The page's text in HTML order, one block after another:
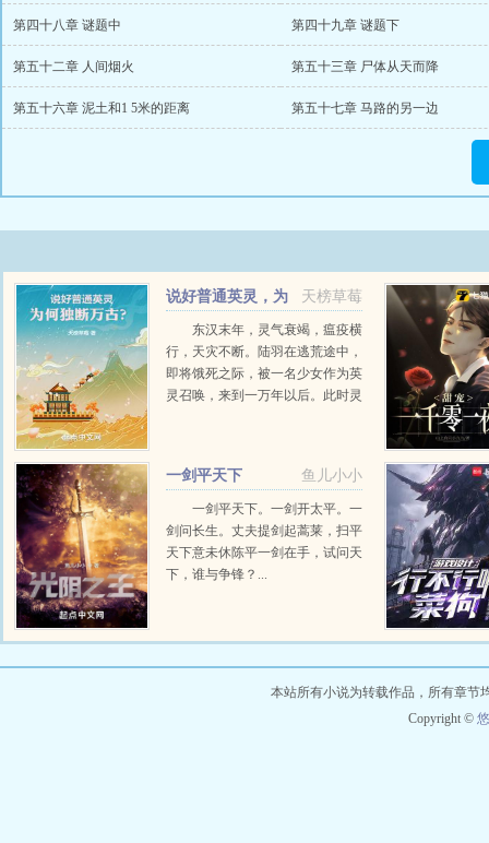
第四十八章 谜题中 第四十九章 谜题下
第五十二章 人间烟火 第五十三章 尸体从天而降
第五十六章 泥土和1 5米的距离 第五十七章 马路的另一边
天榜草莓
说好普通英灵，为
何独断万古？
东汉末年，灵气衰竭，瘟疫横
行，天灾不断。陆羽在逃荒途中，
即将饿死之际，被一名少女作为英
灵召唤，来到一万年以后。此时灵
鱼儿小小
一剑平天下
一剑平天下。一剑开太平。一
剑问长生。丈夫提剑起蒿莱，扫平
天下意未休陈平一剑在手，试问天
下，谁与争锋？...
本站所有小说为转载作品，所有章节
Copyright ©